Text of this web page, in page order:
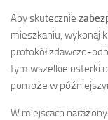
Aby skutecznie
mieszkaniu, wykonaj
protokół zdawczo-
tym wszelkie usterki
pomoże w
W miejscach